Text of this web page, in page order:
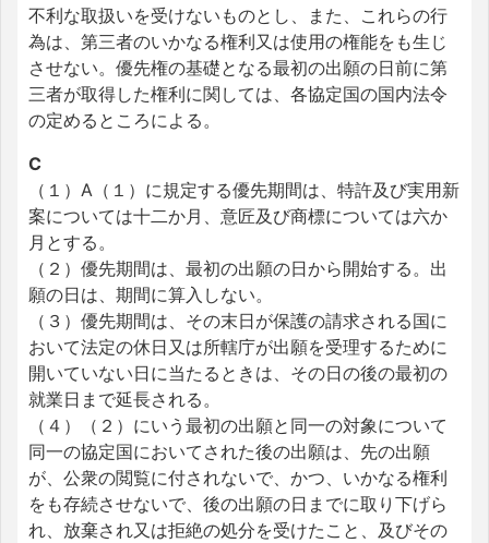
不利な取扱いを受けないものとし、また、これらの行
為は、第三者のいかなる権利又は使用の権能をも生じ
させない。優先権の基礎となる最初の出願の日前に第
三者が取得した権利に関しては、各協定国の国内法令
の定めるところによる。
C
（１）A（１）に規定する優先期間は、特許及び実用新
案については十二か月、意匠及び商標については六か
月とする。
（２）優先期間は、最初の出願の日から開始する。出
願の日は、期間に算入しない。
（３）優先期間は、その末日が保護の請求される国に
おいて法定の休日又は所轄庁が出願を受理するために
開いていない日に当たるときは、その日の後の最初の
就業日まで延長される。
（４）（２）にいう最初の出願と同一の対象について
同一の協定国においてされた後の出願は、先の出願
が、公衆の閲覧に付されないで、かつ、いかなる権利
をも存続させないで、後の出願の日までに取り下げら
れ、放棄され又は拒絶の処分を受けたこと、及びその